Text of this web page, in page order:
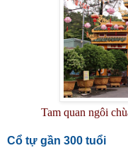
Tam quan ngôi
Cổ tự gần 300 tuổi